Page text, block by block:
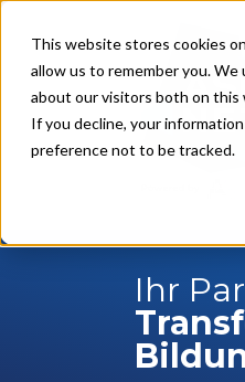
This website stores cookies
allow us to remember you.
about our visitors both on this
If you decline, your
preference not to be tracked.
Ihr